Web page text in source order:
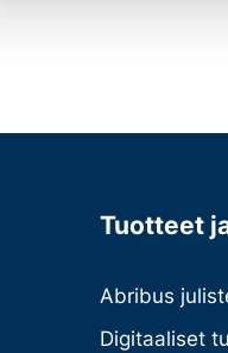
Tuotteet
Abribus
Digitaaliset